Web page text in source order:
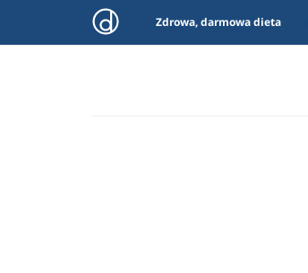
Zdrowa, darmowa dieta